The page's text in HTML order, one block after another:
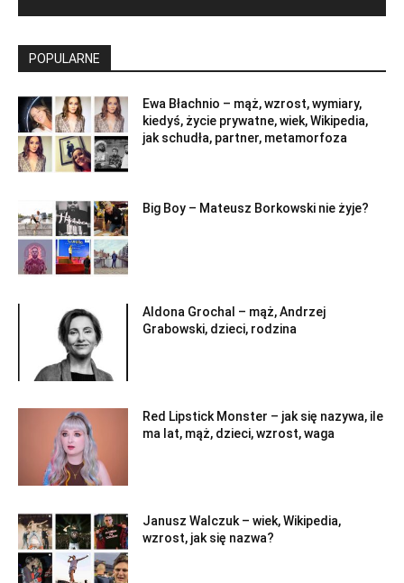
POPULARNE
Ewa Błachnio – mąż, wzrost, wymiary,
kiedyś, życie prywatne, wiek, Wikipedia,
jak schudła, partner, metamorfoza
Big Boy – Mateusz Borkowski nie żyje?
Aldona Grochal – mąż, Andrzej
Grabowski, dzieci, rodzina
Red Lipstick Monster – jak się nazywa, ile
ma lat, mąż, dzieci, wzrost, waga
Janusz Walczuk – wiek, Wikipedia,
wzrost, jak się nazwa?